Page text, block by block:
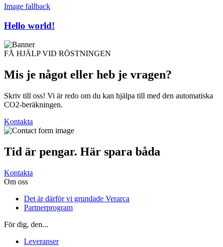
Image fallback
Hello world!
FÅ HJÄLP VID RÖSTNINGEN
Mis je något eller heb je vragen?
Skriv till oss! Vi är redo om du kan hjälpa till med den automatiska
CO2-beräkningen.
Kontakta
Tid är pengar. Här spara båda
Kontakta
Om oss
Det är därför vi grundade Verarca
Partnerprogram
För dig, den...
Leveranser